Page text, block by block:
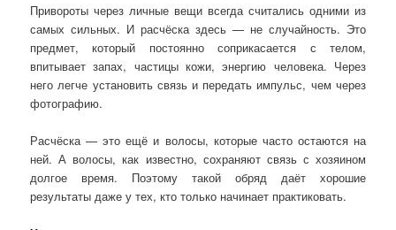
Привороты через личные вещи всегда считались одними из
самых сильных. И расчёска здесь — не случайность. Это
предмет, который постоянно соприкасается с телом,
впитывает запах, частицы кожи, энергию человека. Через
него легче установить связь и передать импульс, чем через
фотографию.
Расчёска — это ещё и волосы, которые часто остаются на
ней. А волосы, как известно, сохраняют связь с хозяином
долгое время. Поэтому такой обряд даёт хорошие
результаты даже у тех, кто только начинает практиковать.